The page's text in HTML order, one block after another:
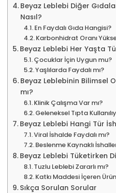
Beyaz Leblebi Diğer
Nasıl?
En Faydalı Gıda Hangisi?
Karbonhidrat Oranı
Beyaz Leblebi Her Yaşta
Çocuklar İçin Uygun mu?
Yaşlılarda Faydalı mı?
Beyaz Leblebinin Bilimsel
mı?
Klinik Çalışma Var mı?
Geleneksel Tıpta
Beyaz Leblebi Hangi Tür
Viral İshalde Faydalı mı?
Beslenme Kaynaklı
Beyaz Leblebi Tüketirken
Tuzlu Leblebi Zararlı mı?
Katkı Maddesi İçeren
Sıkça Sorulan Sorular